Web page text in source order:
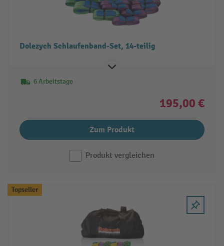
Dolezych Schlaufenband-Set, 14-teilig
6 Arbeitstage
195,00 €
Zum Produkt
Produkt vergleichen
Topseller